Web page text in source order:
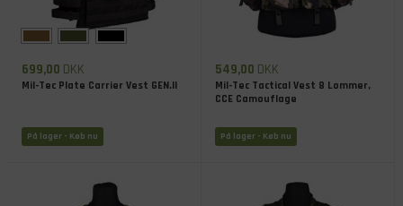
699,00 DKK
Mil-Tec Plate Carrier Vest GEN.II
På lager - Køb nu
549,00 DKK
Mil-Tec Tactical Vest 8 Lommer,
CCE Camouflage
På lager - Køb nu